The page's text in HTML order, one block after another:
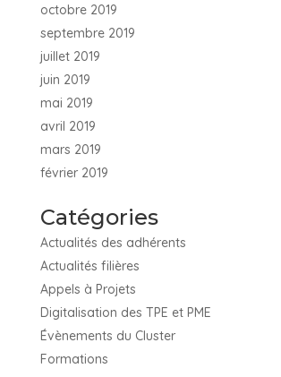
octobre 2019
septembre 2019
juillet 2019
juin 2019
mai 2019
avril 2019
mars 2019
février 2019
Catégories
Actualités des adhérents
Actualités filières
Appels à Projets
Digitalisation des TPE et PME
Évènements du Cluster
Formations